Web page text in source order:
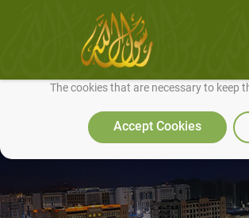
We use cookies to make our site work well for
The cookies that are necessary to keep
Accept Cookies